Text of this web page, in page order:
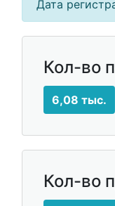
Дата
Кол-во
6,08 тыс.
Кол-во